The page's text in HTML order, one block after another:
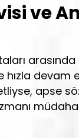
ve
devam
apse